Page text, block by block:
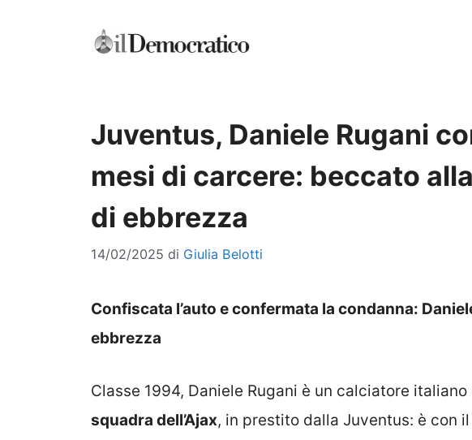
Juventus, Daniele Rugani
mesi di carcere: beccato
di ebbrezza
14/02/2025 di Giulia Belotti
Confiscata l’auto e confermata la condanna:
ebbrezza
Classe 1994, Daniele Rugani è un calciatore
squadra dell’Ajax, in prestito dalla Juventus: è con